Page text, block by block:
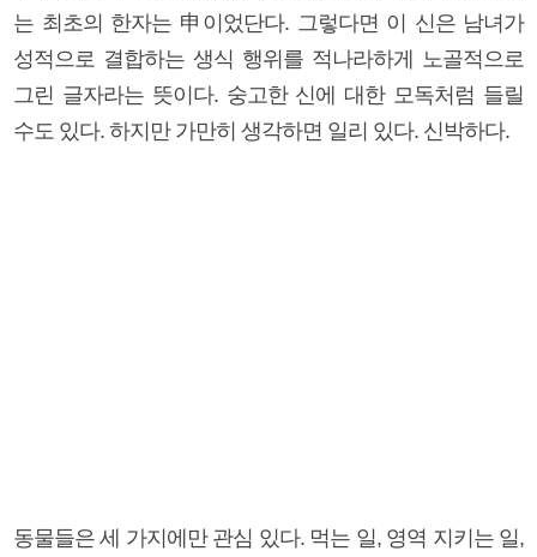
는 최초의 한자는 申이었단다. 그렇다면 이 신은 남녀가
성적으로 결합하는 생식 행위를 적나라하게 노골적으로
그린 글자라는 뜻이다. 숭고한 신에 대한 모독처럼 들릴
수도 있다. 하지만 가만히 생각하면 일리 있다. 신박하다.
동물들은 세 가지에만 관심 있다. 먹는 일, 영역 지키는 일,